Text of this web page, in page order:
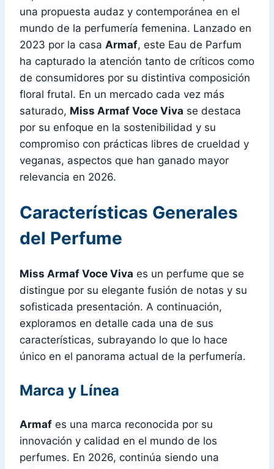
una propuesta audaz y contemporánea en el
mundo de la perfumería femenina. Lanzado en
2023 por la casa Armaf, este Eau de Parfum
ha capturado la atención tanto de críticos como
de consumidores por su distintiva composición
floral frutal. En un mercado cada vez más
saturado, Miss Armaf Voce Viva se destaca
por su enfoque en la sostenibilidad y su
compromiso con prácticas libres de crueldad y
veganas, aspectos que han ganado mayor
relevancia en 2026.
Características Generales
del Perfume
Miss Armaf Voce Viva es un perfume que se
distingue por su elegante fusión de notas y su
sofisticada presentación. A continuación,
exploramos en detalle cada una de sus
características, subrayando lo que lo hace
único en el panorama actual de la perfumería.
Marca y Línea
Armaf es una marca reconocida por su
innovación y calidad en el mundo de los
perfumes. En 2026, continúa siendo una